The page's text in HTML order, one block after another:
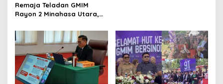
Remaja Teladan GMIM
Rayon 2 Minahasa Utara,
Bersinar dan Raih Gelar
Bergengsi